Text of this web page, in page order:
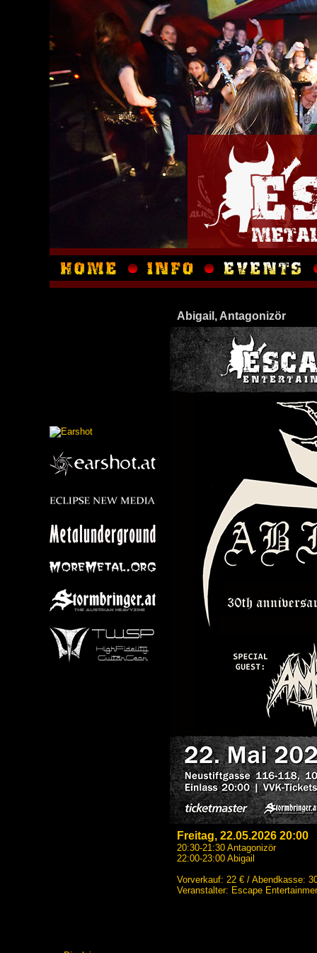
Abigail, Antagonizör
Freitag, 22.05.2026 20:00
20:30-21:30 Antagonizör
22:00-23:00 Abigail
Vorverkauf: 22 € / Abendkasse:
Veranstalter: Escape